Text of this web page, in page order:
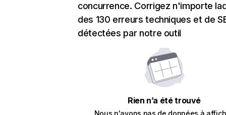
concurrence. Corrigez n'importe
des 130 erreurs techniques et de
détectées par notre outil
Rien n’a été trouvé